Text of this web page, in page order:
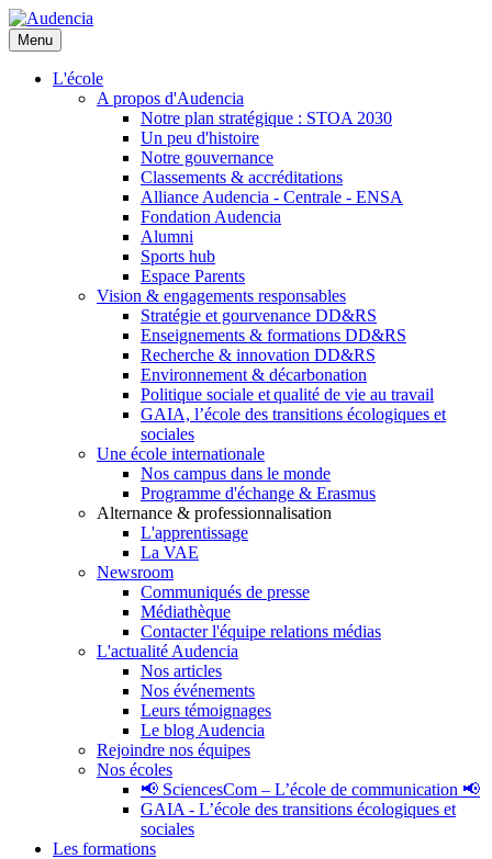
Aller
au
contenu
principal
Menu
L'école
A propos d'Audencia
Notre plan stratégique : STOA 2030
Un peu d'histoire
Notre gouvernance
Classements & accréditations
Alliance Audencia - Centrale - ENSA
Fondation Audencia
Alumni
Sports hub
Espace Parents
Vision & engagements responsables
Stratégie et gourvenance DD&RS
Enseignements & formations DD&RS
Recherche & innovation DD&RS
Environnement & décarbonation
Politique sociale et qualité de vie au travail
GAIA, l’école des transitions écologiques et
sociales
Une école internationale
Nos campus dans le monde
Programme d'échange & Erasmus
Alternance & professionnalisation
L'apprentissage
La VAE
Newsroom
Communiqués de presse
Médiathèque
Contacter l'équipe relations médias
L'actualité Audencia
Nos articles
Nos événements
Leurs témoignages
Le blog Audencia
Rejoindre nos équipes
Nos écoles
📢 SciencesCom – L’école de communication 📢
GAIA - L’école des transitions écologiques et
sociales
Les formations